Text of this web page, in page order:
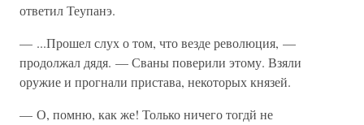
ответил Теупанэ.
— ...Прошел слух о том, что везде революция, —
продолжал дядя. — Сваны поверили этому. Взяли
оружие и прогнали пристава, некоторых князей.
— О, помню, как же! Только ничего тогдй не